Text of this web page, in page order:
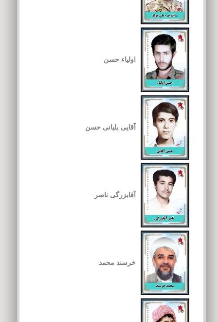
اولیاء حسن
آقایی بلیانی حسن
آقابزرگی ناصر
خرسند محمد